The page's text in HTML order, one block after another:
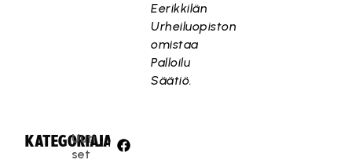
Eerikkilän
Urheiluopiston
omistaa
Palloilu
Säätiö.
KATEGORIA:
Uuti
set
JAA: